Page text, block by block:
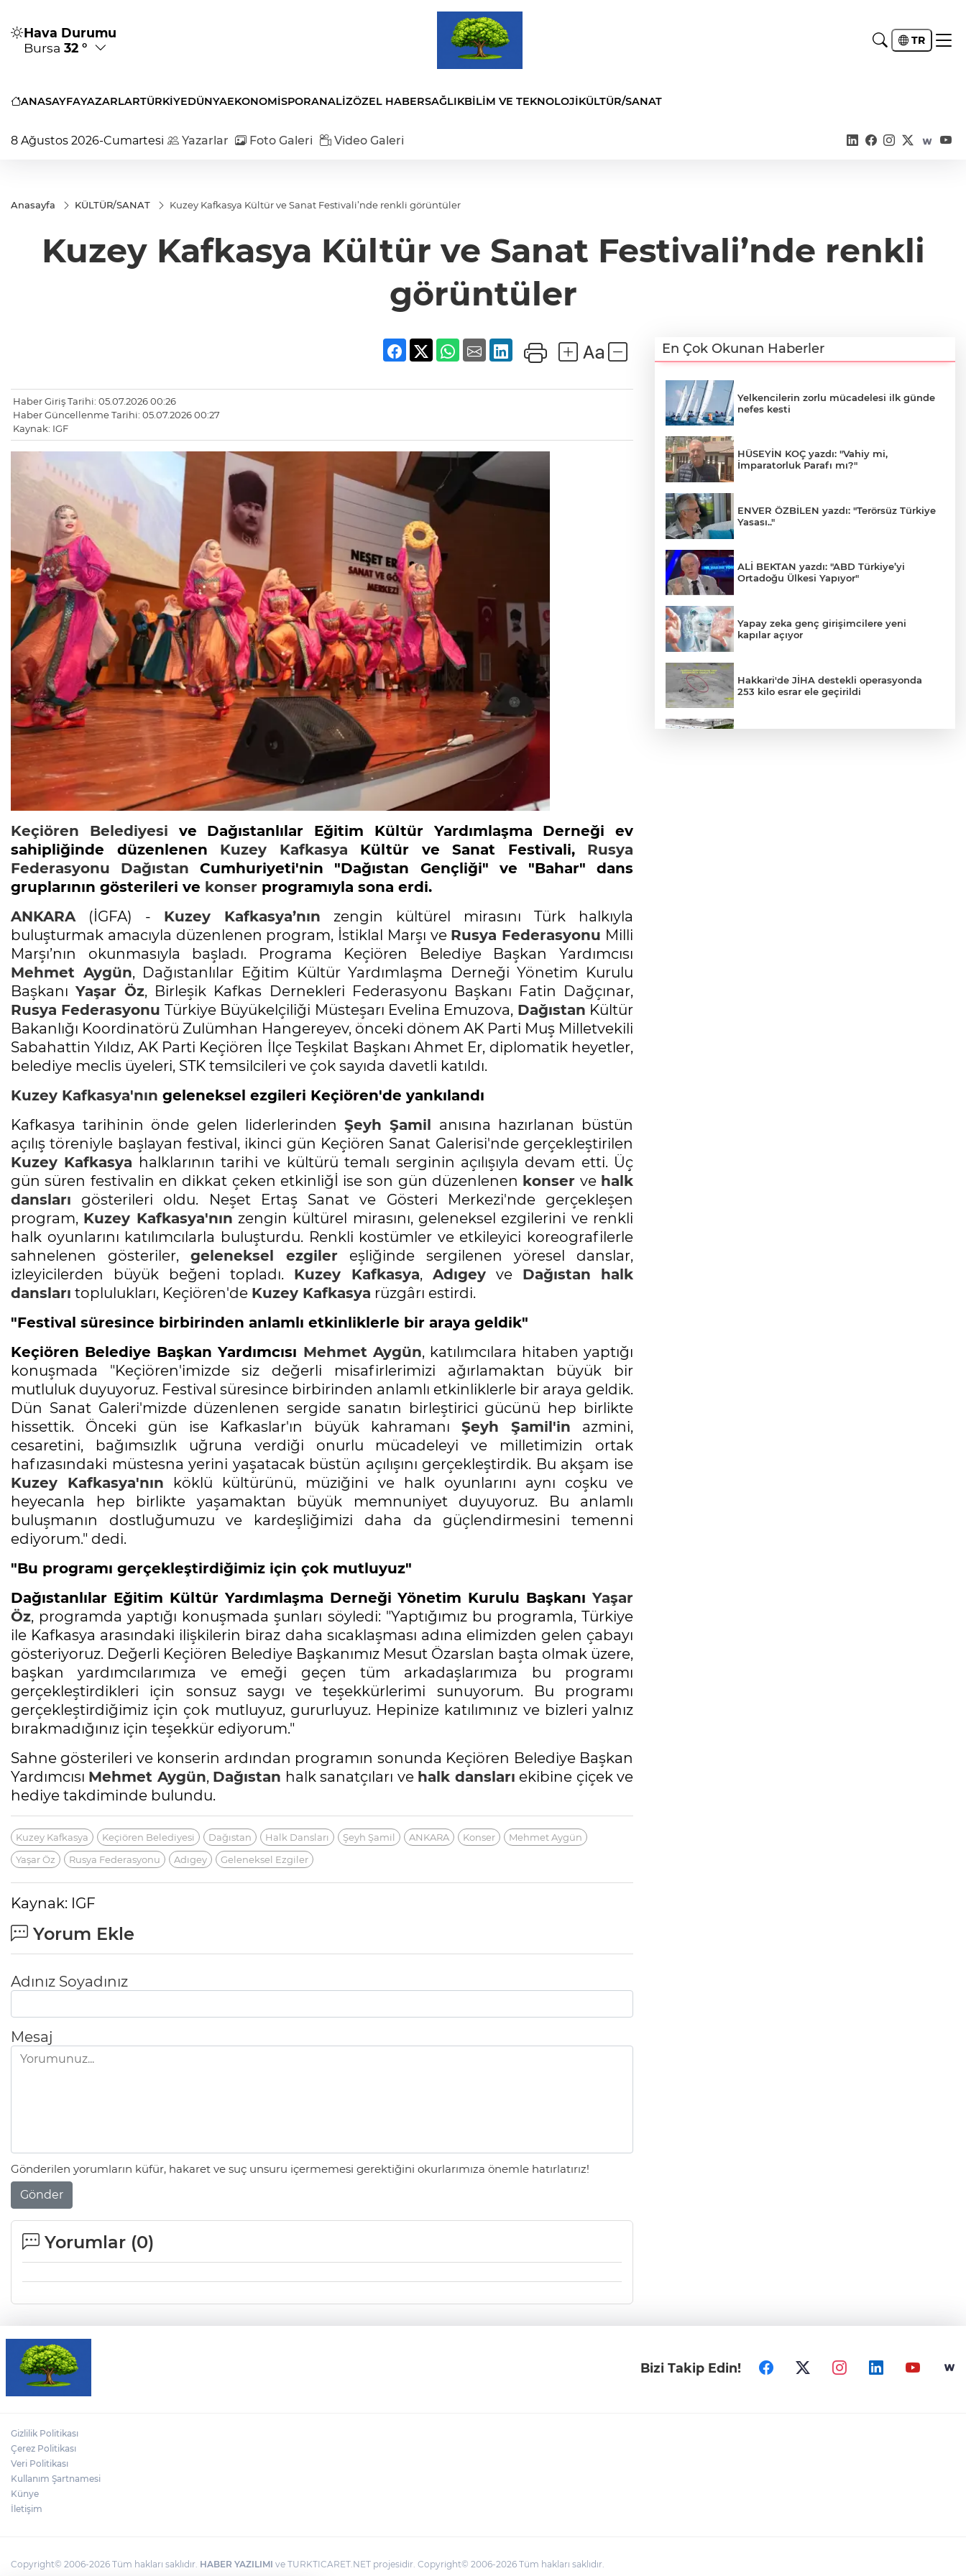
Hava Durumu
Bursa 32 ° TR
ANASAYFAYAZARLARTÜRKİYEDÜNYAEKONOMİSPORANALİZÖZEL HABERSAĞLIKBİLİM VE TEKNOLOJİKÜLTÜR/SANAT
8 Ağustos 2026-Cumartesi Yazarlar Foto Galeri Video Galeri
Anasayfa KÜLTÜR/SANAT Kuzey Kafkasya Kültür ve Sanat Festivali’nde renkli görüntüler
Kuzey Kafkasya Kültür ve Sanat Festivali’nde renkli
görüntüler
Haber Giriş Tarihi: 05.07.2026 00:26
Haber Güncellenme Tarihi: 05.07.2026 00:27
Kaynak: IGF
Keçiören Belediyesi ve Dağıstanlılar Eğitim Kültür Yardımlaşma Derneği ev
sahipliğinde düzenlenen Kuzey Kafkasya Kültür ve Sanat Festivali, Rusya
Federasyonu
Dağıstan Cumhuriyeti'nin "Dağıstan Gençliği" ve "Bahar" dans
gruplarının gösterileri ve konser programıyla sona erdi.
ANKARA(İGFA) - Kuzey Kafkasya’nın zengin kültürel mirasını Türk halkıyla
buluşturmak amacıyla düzenlenen program, İstiklal Marşı ve Rusya Federasyonu Milli
Marşı’nın okunmasıyla başladı. Programa Keçiören Belediye Başkan Yardımcısı
Mehmet Aygün, Dağıstanlılar Eğitim Kültür Yardımlaşma Derneği Yönetim Kurulu
BaşkanıYaşar Öz, Birleşik Kafkas Dernekleri Federasyonu Başkanı Fatin Dağçınar,
Rusya Federasyonu Türkiye Büyükelçiliği Müsteşarı Evelina Emuzova, Dağıstan Kültür
Bakanlığı Koordinatörü Zulümhan Hangereyev, önceki dönem AK Parti Muş Milletvekili
Sabahattin Yıldız, AK Parti Keçiören İlçe Teşkilat Başkanı Ahmet Er, diplomatik heyetler,
belediye meclis üyeleri, STK temsilcileri ve çok sayıda davetli katıldı.
Kuzey Kafkasya'nın geleneksel ezgileri Keçiören'de yankılandı
Kafkasya tarihinin önde gelen liderlerindenŞeyh Şamil anısına hazırlanan büstün
açılış töreniyle başlayan festival, ikinci gün Keçiören Sanat Galerisi'nde gerçekleştirilen
Kuzey Kafkasya halklarının tarihi ve kültürü temalı serginin açılışıyla devam etti. Üç
gün süren festivalin en dikkat çeken etkinliğİ ise son gün düzenlenen konser ve halk
dansları gösterileri oldu. Neşet Ertaş Sanat ve Gösteri Merkezi'nde gerçekleşen
program, Kuzey Kafkasya'nın zengin kültürel mirasını, geleneksel ezgilerini ve renkli
halk oyunlarını katılımcılarla buluşturdu. Renkli kostümler ve etkileyici koreografilerle
sahnelenen gösteriler, geleneksel ezgiler eşliğinde sergilenen yöresel danslar,
izleyicilerden büyük beğeni topladı. Kuzey Kafkasya, Adıgey ve Dağıstan
halk
dansları toplulukları, Keçiören'de Kuzey Kafkasya rüzgârı estirdi.
"Festival süresince birbirinden anlamlı etkinliklerle bir araya geldik"
Keçiören Belediye Başkan Yardımcısı Mehmet Aygün, katılımcılara hitaben yaptığı
konuşmada "Keçiören'imizde siz değerli misafirlerimizi ağırlamaktan büyük bir
mutluluk duyuyoruz. Festival süresince birbirinden anlamlı etkinliklerle bir araya geldik.
Dün Sanat Galeri'mizde düzenlenen sergide sanatın birleştirici gücünü hep birlikte
hissettik. Önceki gün ise Kafkaslar'ın büyük kahramanı Şeyh Şamil'in azmini,
cesaretini, bağımsızlık uğruna verdiği onurlu mücadeleyi ve milletimizin ortak
hafızasındaki müstesna yerini yaşatacak büstün açılışını gerçekleştirdik. Bu akşam ise
Kuzey Kafkasya'nın köklü kültürünü, müziğini ve halk oyunlarını aynı coşku ve
heyecanla hep birlikte yaşamaktan büyük memnuniyet duyuyoruz. Bu anlamlı
buluşmanın dostluğumuzu ve kardeşliğimizi daha da güçlendirmesini temenni
ediyorum." dedi.
"Bu programı gerçekleştirdiğimiz için çok mutluyuz"
Dağıstanlılar Eğitim Kültür Yardımlaşma Derneği Yönetim Kurulu Başkanı Yaşar
Öz, programda yaptığı konuşmada şunları söyledi: "Yaptığımız bu programla, Türkiye
ile Kafkasya arasındaki ilişkilerin biraz daha sıcaklaşması adına elimizden gelen çabayı
gösteriyoruz. Değerli Keçiören Belediye Başkanımız Mesut Özarslan başta olmak üzere,
başkan yardımcılarımıza ve emeği geçen tüm arkadaşlarımıza bu programı
gerçekleştirdikleri için sonsuz saygı ve teşekkürlerimi sunuyorum. Bu programı
gerçekleştirdiğimiz için çok mutluyuz, gururluyuz. Hepinize katılımınız ve bizleri yalnız
bırakmadığınız için teşekkür ediyorum."
Sahne gösterileri ve konserin ardından programın sonunda Keçiören Belediye Başkan
Yardımcısı Mehmet Aygün, Dağıstan halk sanatçıları ve halk dansları ekibine çiçek ve
hediye takdiminde bulundu.
Kuzey Kafkasya Keçiören Belediyesi Dağıstan Halk Dansları Şeyh Şamil ANKARA Konser
Mehmet Aygün
Yaşar Öz
Rusya Federasyonu Adıgey Geleneksel Ezgiler
Kaynak: IGF
Yorum Ekle
Adınız Soyadınız
Mesaj
Gönderilen yorumların küfür, hakaret ve suç unsuru içermemesi gerektiğini okurlarımıza önemle hatırlatırız!
Gönder
Yorumlar (0)
En Çok Okunan Haberler
Yelkencilerin zorlu mücadelesi ilk günde
nefes kesti
HÜSEYİN KOÇ yazdı: "Vahiy mi,
İmparatorluk Parafı mı?"
ENVER ÖZBİLEN yazdı: "Terörsüz Türkiye
Yasası.."
ALİ BEKTAN yazdı: "ABD Türkiye’yi
Ortadoğu Ülkesi Yapıyor"
Yapay zeka genç girişimcilere yeni
kapılar açıyor
Hakkari'de JİHA destekli operasyonda
253 kilo esrar ele geçirildi
Bizi Takip Edin!
Gizlilik Politikası
Çerez Politikası
Veri Politikası
Kullanım Şartnamesi
Künye
İletişim
Copyright© 2006-2026 Tüm hakları saklıdır. HABER YAZILIMI ve TURKTICARET.NET projesidir. Copyright© 2006-2026 Tüm hakları saklıdır.